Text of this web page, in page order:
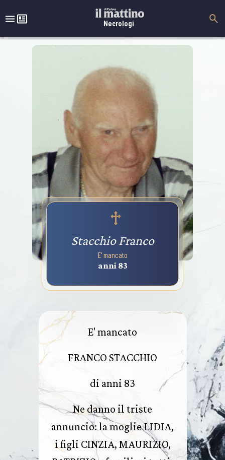
Necrologi
Stacchio Franco
E' mancato
anni 83
E' mancato
FRANCO STACCHIO
di anni 83
Ne danno il triste
annuncio: la moglie LIDIA,
i figli CINZIA, MAURIZIO,